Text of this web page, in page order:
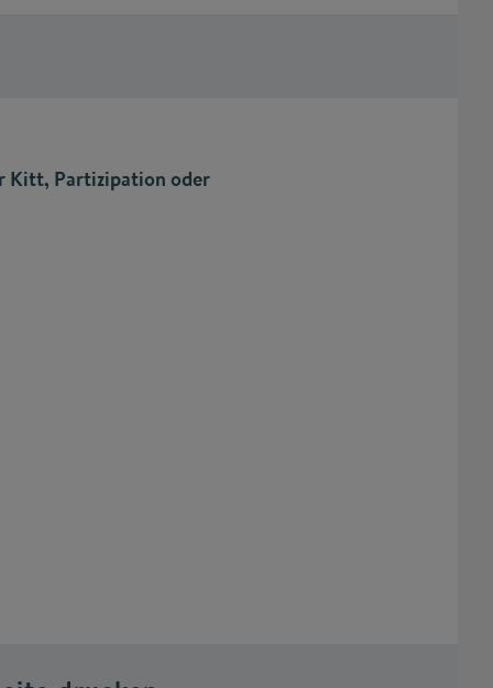
Kitt, Partizipation oder